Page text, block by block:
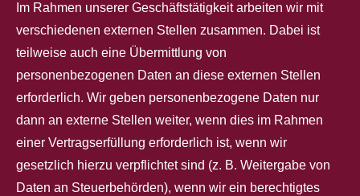
Im Rahmen unserer Geschäftstätigkeit arbeiten wir mit
verschiedenen externen Stellen zusammen. Dabei ist
teilweise auch eine Übermittlung von
personenbezogenen Daten an diese externen Stellen
erforderlich. Wir geben personenbezogene Daten nur
dann an externe Stellen weiter, wenn dies im Rahmen
einer Vertragserfüllung erforderlich ist, wenn wir
gesetzlich hierzu verpflichtet sind (z. B. Weitergabe von
Daten an Steuerbehörden), wenn wir ein berechtigtes